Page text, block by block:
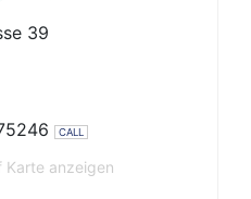
39
CALL
anzeigen